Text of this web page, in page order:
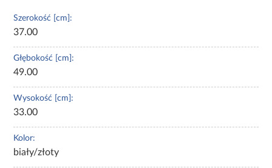
Szerokość [cm]:
37.00
Głębokość [cm]:
49.00
Wysokość [cm]:
33.00
Kolor:
biały/złoty